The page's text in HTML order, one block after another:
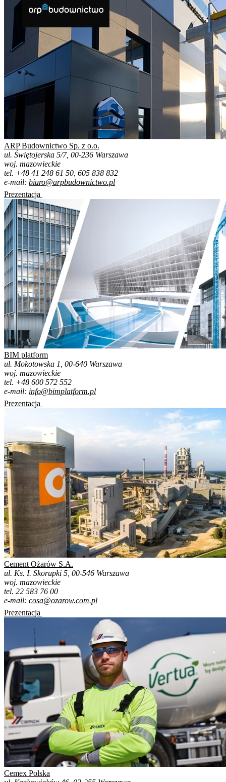
ARP Budownictwo Sp. z o.o.
ul. Świętojerska 5/7, 00-236 Warszawa
woj. mazowieckie
tel. +48 41 248 61 50, 605 838 832
e-mail: biuro@arpbudownictwo.pl
Prezentacja
BIM platform
ul. Mokotowska 1, 00-640 Warszawa
woj. mazowieckie
tel. +48 600 572 552
e-mail: info@bimplatform.pl
Prezentacja
Cement Ożarów S.A.
ul. Ks. I. Skorupki 5, 00-546 Warszawa
woj. mazowieckie
tel. 22 583 76 00
e-mail: cosa@ozarow.com.pl
Prezentacja
Cemex Polska